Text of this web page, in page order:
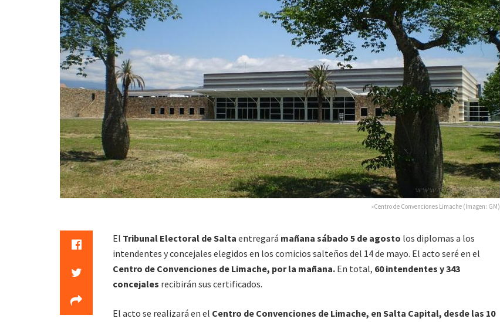
»Centro de Convenciones Limache (Imagen: GM)
El Tribunal Electoral de Salta entregará mañana sábado 5 de agosto los diplomas a los
intendentes y concejales elegidos en los comicios salteños del 14 de mayo. El acto seré en el
Centro de Convenciones de Limache, por la mañana. En total, 60 intendentes y 343
concejales recibirán sus certificados.
El acto se realizará en el Centro de Convenciones de Limache, en Salta Capital, desde las 10